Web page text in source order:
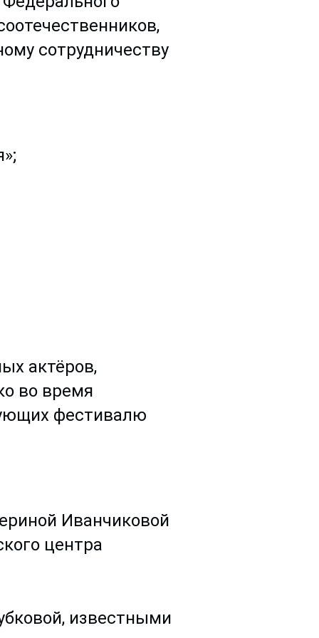
сотрудничеству
актёров,
во время
фестивалю
Иванчиковой
центра
известными